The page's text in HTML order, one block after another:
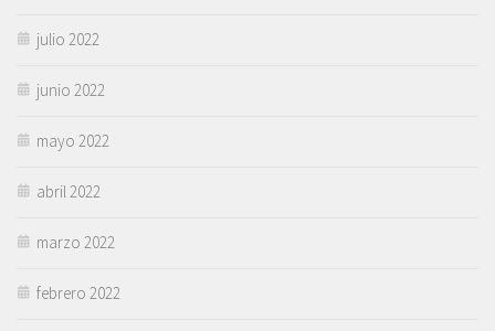
julio 2022
junio 2022
mayo 2022
abril 2022
marzo 2022
febrero 2022